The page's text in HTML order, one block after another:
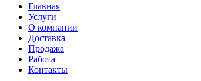
Главная
Услуги
О компании
Доставка
Продажа
Работа
Контакты